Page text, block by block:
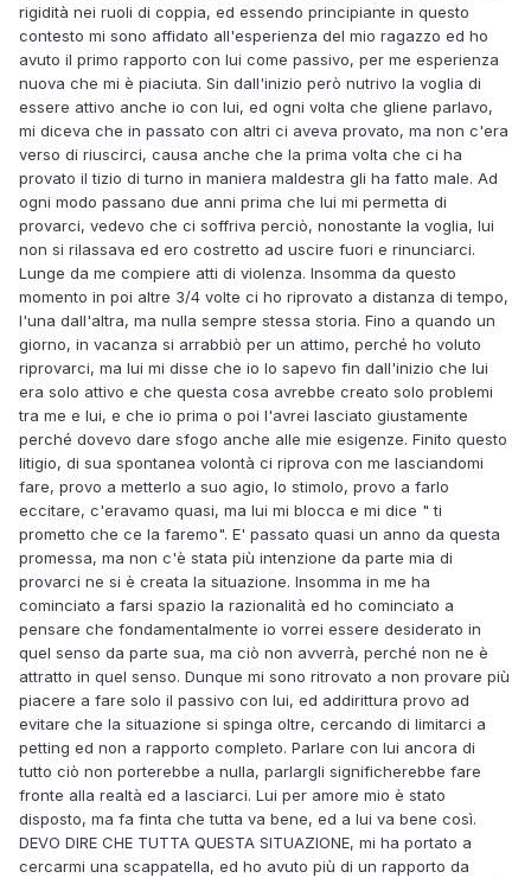
rigidità nei ruoli di coppia, ed essendo principiante in questo
contesto mi sono affidato all'esperienza del mio ragazzo ed ho
avuto il primo rapporto con lui come passivo, per me esperienza
nuova che mi è piaciuta. Sin dall'inizio però nutrivo la voglia di
essere attivo anche io con lui, ed ogni volta che gliene parlavo,
mi diceva che in passato con altri ci aveva provato, ma non c'era
verso di riuscirci, causa anche che la prima volta che ci ha
provato il tizio di turno in maniera maldestra gli ha fatto male. Ad
ogni modo passano due anni prima che lui mi permetta di
provarci, vedevo che ci soffriva perciò, nonostante la voglia, lui
non si rilassava ed ero costretto ad uscire fuori e rinunciarci.
Lunge da me compiere atti di violenza. Insomma da questo
momento in poi altre 3/4 volte ci ho riprovato a distanza di tempo,
l'una dall'altra, ma nulla sempre stessa storia. Fino a quando un
giorno, in vacanza si arrabbiò per un attimo, perché ho voluto
riprovarci, ma lui mi disse che io lo sapevo fin dall'inizio che lui
era solo attivo e che questa cosa avrebbe creato solo problemi
tra me e lui, e che io prima o poi l'avrei lasciato giustamente
perché dovevo dare sfogo anche alle mie esigenze. Finito questo
litigio, di sua spontanea volontà ci riprova con me lasciandomi
fare, provo a metterlo a suo agio, lo stimolo, provo a farlo
eccitare, c'eravamo quasi, ma lui mi blocca e mi dice " ti
prometto che ce la faremo". E' passato quasi un anno da questa
promessa, ma non c'è stata più intenzione da parte mia di
provarci ne si è creata la situazione. Insomma in me ha
cominciato a farsi spazio la razionalità ed ho cominciato a
pensare che fondamentalmente io vorrei essere desiderato in
quel senso da parte sua, ma ciò non avverrà, perché non ne è
attratto in quel senso. Dunque mi sono ritrovato a non provare più
piacere a fare solo il passivo con lui, ed addirittura provo ad
evitare che la situazione si spinga oltre, cercando di limitarci a
petting ed non a rapporto completo. Parlare con lui ancora di
tutto ciò non porterebbe a nulla, parlargli significherebbe fare
fronte alla realtà ed a lasciarci. Lui per amore mio è stato
disposto, ma fa finta che tutta va bene, ed a lui va bene così.
DEVO DIRE CHE TUTTA QUESTA SITUAZIONE, mi ha portato a
cercarmi una scappatella, ed ho avuto più di un rapporto da